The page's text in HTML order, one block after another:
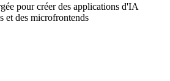
pour créer des applications d'IA
et des microfrontends